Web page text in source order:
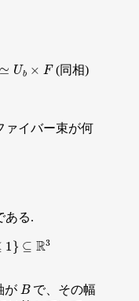
b× (同相)
イバー束が何
ある.
が Bで、その幅